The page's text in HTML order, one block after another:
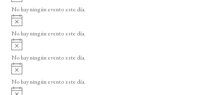
o
v
i
o
No hay ningún evento este día.
A
v
i
o
No hay ningún evento este día.
A
v
i
o
No hay ningún evento este día.
A
v
i
No hay ningún evento este día.
A